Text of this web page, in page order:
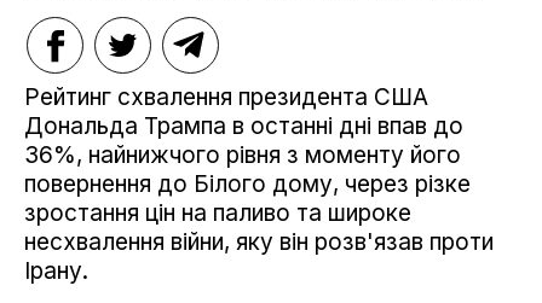
Рейтинг схвалення президента США
Дональда Трампа в останні дні впав до
36%, найнижчого рівня з моменту його
повернення до Білого дому, через різке
зростання цін на паливо та широке
несхвалення війни, яку він розв'язав проти
Ірану.